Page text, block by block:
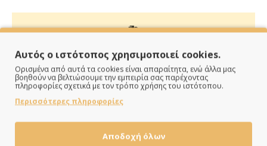
ΠΑΡΑΔΙΔΟΥΜΕ ΓΡΗΓΟΡΑ
Άμεση αποστολή της παραγγελίας σου σε 1 - 2 εργάσιμες
ημέρες
Αυτός ο ιστότοπος χρησιμοποιεί cookies.
Ορισμένα από αυτά τα cookies είναι απαραίτητα, ενώ άλλα μας
βοηθούν να βελτιώσουμε την εμπειρία σας παρέχοντας
πληροφορίες σχετικά με τον τρόπο χρήσης του ιστότοπου.
Περισσότερες πληροφορίες
Αποδοχή όλων